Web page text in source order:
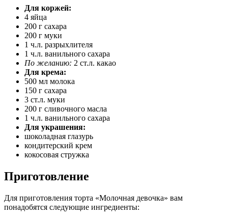
Для коржей:
4 яйца
200 г сахара
200 г муки
1 ч.л. разрыхлителя
1 ч.л. ванильного сахара
По желанию: 2 ст.л. какао
Для крема:
500 мл молока
150 г сахара
3 ст.л. муки
200 г сливочного масла
1 ч.л. ванильного сахара
Для украшения:
шоколадная глазурь
кондитерский крем
кокосовая стружка
Приготовление
Для приготовления торта «Молочная девочка» вам
понадобятся следующие ингредиенты: